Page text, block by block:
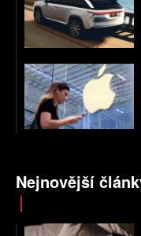
Nejnovější